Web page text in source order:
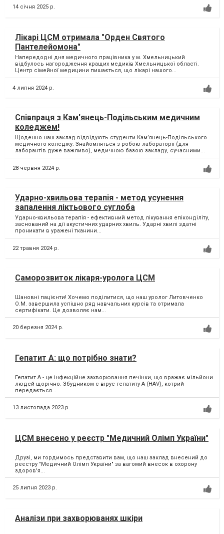
14 січня 2025 р.
Лікарі ЦСМ отримала "Орден Святого
Пантелейомона"
Напередодні дня медичного працівника у м. Хмельницький
відбулось нагородження кращих медиків Хмельницької області.
Центр сімейної медицини пишається, що лікарі нашого...
4 липня 2024 р.
Співпраця з Кам'янець-Подільським медичним
коледжем!
Щоденно наш заклад відвідують студенти Камʼянець-Подільського
медичного коледжу. Знайомляться з робою лабораторії (для
лаборантів дуже важливо), медичною базою закладу, сучасними...
28 червня 2024 р.
Ударно-хвильова терапія - метод усунення
запалення ліктьового суглоба
Ударно-хвильова терапія - ефективний метод лікування епіконділіту,
заснований на дії акустичних ударних хвиль. Ударні хвилі здатні
проникати в уражені тканини...
22 травня 2024 р.
Саморозвиток лікаря-уролога ЦСМ
Шановні пацієнти! Хочемо поділитися, що наш уролог Литовченко
О.М. завершила успішно ряд навчальних курсів та отримала
сертифікати. Це дозволяє нам...
20 березня 2024 р.
Гепатит А: що потрібно знати?
Гепатит А - це інфекційне захворювання печінки, що вражає мільйони
людей щорічно. Збудником є вірус гепатиту А (HAV), котрий
передається...
13 листопада 2023 р.
ЦСМ внесено у реєстр "Медичний Олімп України"
Друзі, ми гордимось представити вам, що наш заклад внесений до
реєстру "Медичний Олімп України" за вагомий внесок в охорону
здоров'я...
25 липня 2023 р.
Аналізи при захворюванях шкіри